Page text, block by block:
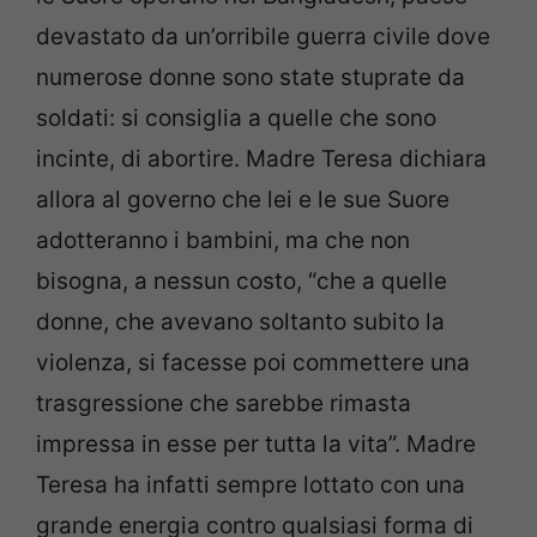
devastato da un’orribile guerra civile dove
numerose donne sono state stuprate da
soldati: si consiglia a quelle che sono
incinte, di abortire. Madre Teresa dichiara
allora al governo che lei e le sue Suore
adotteranno i bambini, ma che non
bisogna, a nessun costo, “che a quelle
donne, che avevano soltanto subito la
violenza, si facesse poi commettere una
trasgressione che sarebbe rimasta
impressa in esse per tutta la vita”. Madre
Teresa ha infatti sempre lottato con una
grande energia contro qualsiasi forma di